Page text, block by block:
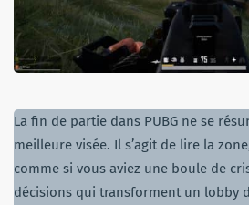
La fin de partie dans PUBG ne se
meilleure visée. Il s’agit de lire la
comme si vous aviez une boule de
décisions qui transforment un lobby